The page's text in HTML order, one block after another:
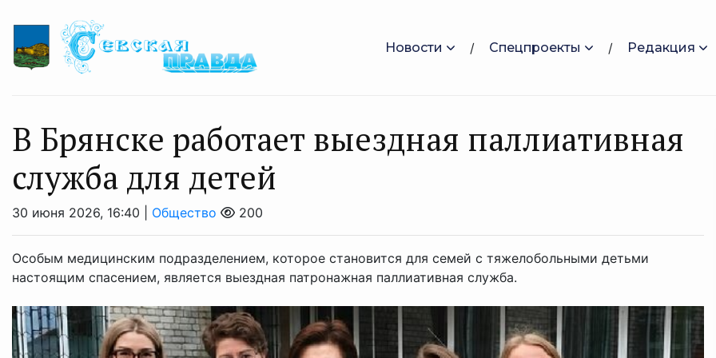
Новости Спецпроекты Редакция
В Брянске работает выездная паллиативная
служба для детей
30 июня 2026, 16:40 | Общество 200
Особым медицинским подразделением, которое становится для семей с тяжелобольными детьми
настоящим спасением, является выездная патронажная паллиативная служба.